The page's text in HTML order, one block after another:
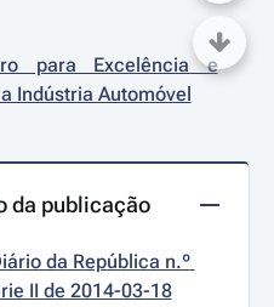
para Excelência e
Indústria Automóvel
da publicação
da República n.º
II de 2014-03-18